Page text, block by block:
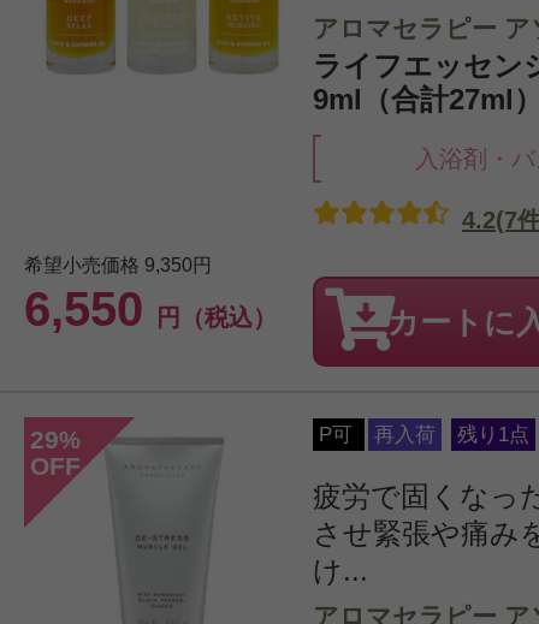
アロマセラピー
ライフエッセン
9ml（合計27ml
入浴剤・
希望小売価格 9,350円
6,550 円（税込）
4.2(7
カートに
29%
OFF
P可 再入荷 残り1点
疲労で固くなっ
させ緊張や痛み
け...
アロマセラピー